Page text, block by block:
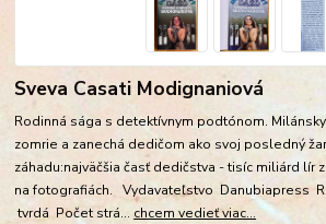
Sveva Casati Modignaniová
Rodinná sága s detektívnym podtónom.
zomrie a zanechá dedičom ako svoj posledný
záhadu:najväčšia časť dedičstva - tisíc miliárd lír
na fotografiách. Vydavateľstvo Danubiapress
tvrdá Počet strá... chcem vedieť viac...